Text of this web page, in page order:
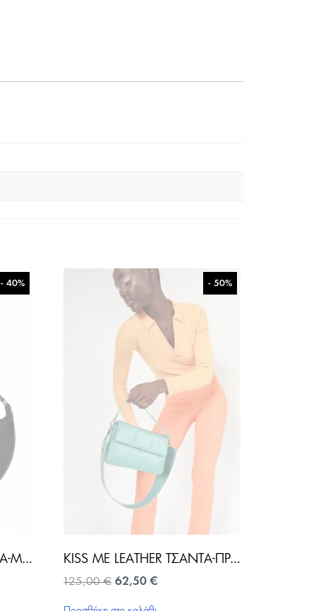
- 40%
ΓΥΝΑΙΚΕΊΑ CELINI ΤΣΆΝΤΑ-ΜΑΎΡΟ
- 50%
KISS ME LEATHER ΤΣΆΝΤΑ-ΠΡΆΣΙΝΟ
125,00€ Original
62,50€Η